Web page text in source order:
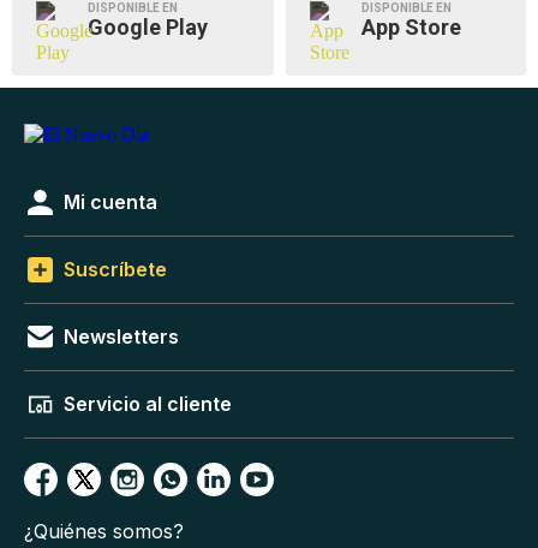
DISPONIBLE EN
Google Play
DISPONIBLE EN
App Store
Mi cuenta
Suscríbete
Newsletters
Servicio al cliente
¿Quiénes somos?